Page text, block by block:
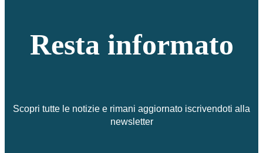
Resta informato
Scopri tutte le notizie e rimani aggiornato iscrivendoti alla
newsletter